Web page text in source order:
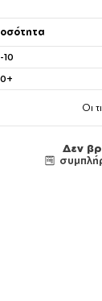
10
Οι
Δεν